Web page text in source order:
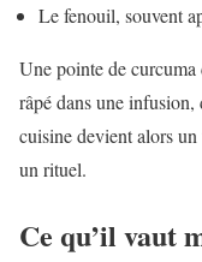
Le fenouil, souvent
Une pointe de curcuma
râpé dans une
cuisine devient alors
un rituel.
Ce qu’il vaut